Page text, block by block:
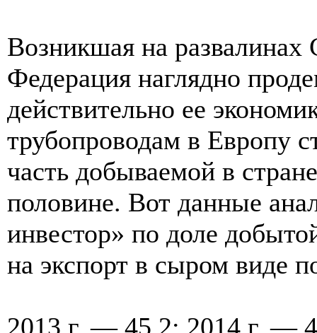
Возникшая на развалинах
Федерация наглядно
действительно ее
трубопроводам в Европу
часть добываемой в
половине. Вот данные
инвестор» по доле
на экспорт в сыром виде
2013 г. — 45,2; 2014 г. —